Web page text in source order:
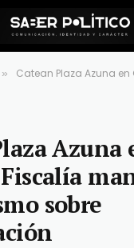
» Catean Plaza Azuna en Cancún; Fiscalía
Azuna
sobre